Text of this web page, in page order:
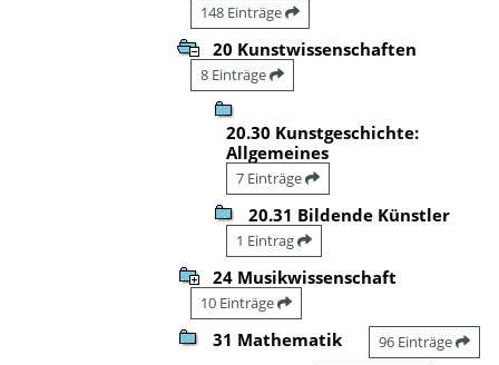
148 Einträge
20 Kunstwissenschaften
8 Einträge
20.30 Kunstgeschichte:
Allgemeines
7 Einträge
20.31 Bildende Künstler
1 Eintrag
24 Musikwissenschaft
10 Einträge
31 Mathematik 96 Einträge